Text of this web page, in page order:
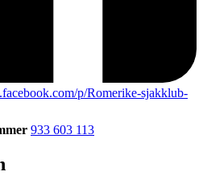
p/Romerike-sjakklub-
933 603 113